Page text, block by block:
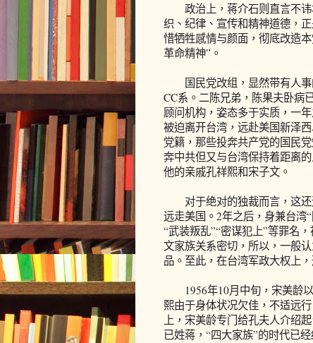
政治上，蒋介石则直言不讳
织、纪律、宣传和精神道德，
惜牺牲感情与颜面，彻底改造
革命精神”。
国民党改组，显然带有人事
CC系。二陈兄弟，陈果夫卧病
顾问机构，姿态多于实质，一
被迫离开台湾，远赴美国新泽
党籍，那些投奔共产党的国民
奔中共但又与台湾保持着距离
他的亲戚孔祥熙和宋子文。
对于绝对的独裁而言，这还
远走美国。2年之后，身兼台湾
“武装叛乱”“密谋犯上”等罪名
文家族关系密切，所以，一般
品。至此，在台湾军政大权上
1956年10月中旬，宋美龄以
熙由于身体状况欠佳，不适远
上，宋美龄专门给孔夫人介绍
已姓蒋，“四大家族”的时代已经